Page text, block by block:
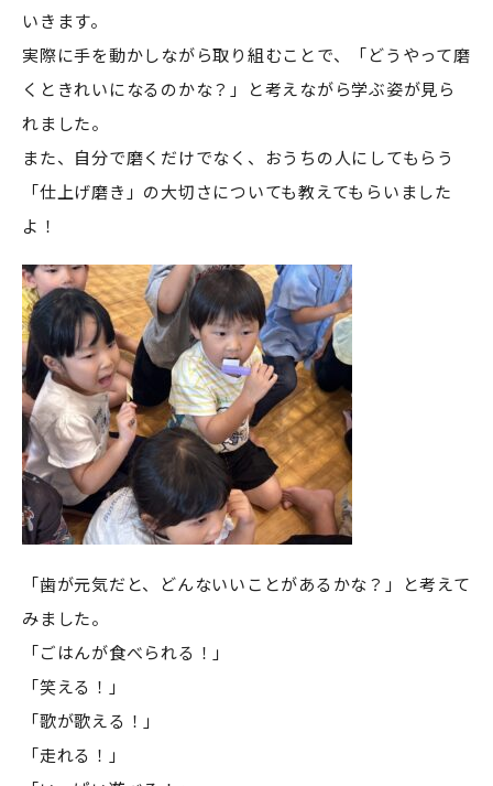
いきます。
実際に手を動かしながら取り組むことで、「どうやって磨
くときれいになるのかな？」と考えながら学ぶ姿が見ら
れました。
また、自分で磨くだけでなく、おうちの人にしてもらう
「仕上げ磨き」の大切さについても教えてもらいました
よ！
「歯が元気だと、どんないいことがあるかな？」と考えて
みました。
「ごはんが食べられる！」
「笑える！」
「歌が歌える！」
「走れる！」